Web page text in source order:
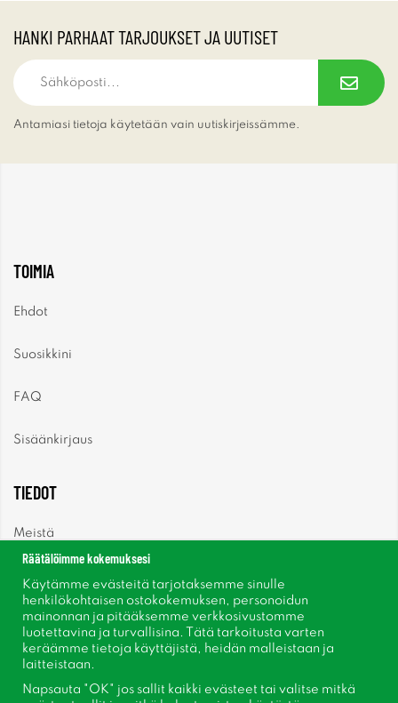
HANKI PARHAAT TARJOUKSET JA UUTISET
Antamiasi tietoja käytetään vain uutiskirjeissämme.
TOIMIA
Ehdot
Suosikkini
FAQ
Sisäänkirjaus
TIEDOT
Meistä
Uutiset
Uutiskirje
Tietoja evästeistä
Räätälöimme kokemuksesi
Käytämme evästeitä tarjotaksemme sinulle
henkilökohtaisen ostokokemuksen, personoidun
mainonnan ja pitääksemme verkkosivustomme
luotettavina ja turvallisina. Tätä tarkoitusta varten
keräämme tietoja käyttäjistä, heidän malleistaan ​​ja
laitteistaan.
Napsauta "OK" jos sallit kaikki evästeet tai valitse mitkä